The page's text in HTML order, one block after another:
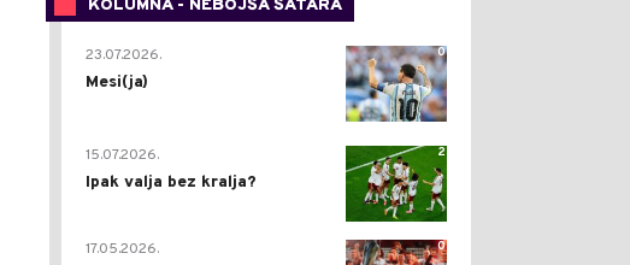
KOLUMNA - NEBOJŠA ŠATARA
0
23.07.2026.
Mesi(ja)
2
15.07.2026.
Ipak valja bez kralja?
0
17.05.2026.